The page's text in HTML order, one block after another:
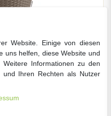
Komplettset sandbraun
49,99 € *
Website. Einige von diesen
uns helfen, diese Website und
Informationen zu den
und Ihren Rechten als Nutzer